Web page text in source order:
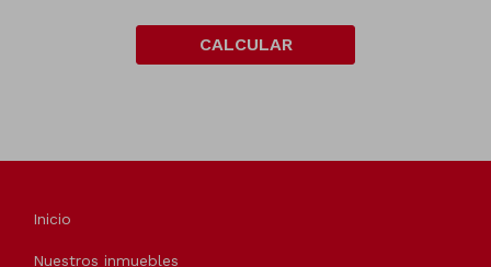
CALCULAR
Inicio
Nuestros inmuebles